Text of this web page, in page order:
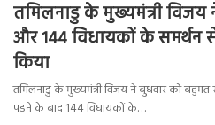
तमिलनाडु के मुख्यमंत्री
और 144 विधायकों के समर्थन
किया
तमिलनाडु के मुख्यमंत्री विजय ने बुधवार को
पड़ने के बाद 144 विधायकों के…